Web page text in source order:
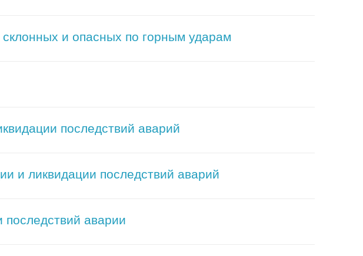
и опасных по горным ударам
последствий аварий
и ликвидации последствий аварий
аварии